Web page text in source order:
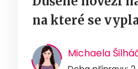
na které se
Michaela